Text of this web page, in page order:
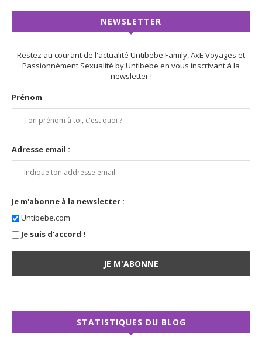
NEWSLETTER
Restez au courant de l'actualité Untibebe Family, AxE Voyages et
Passionnément Sexualité by Untibebe en vous inscrivant à la
newsletter !
Prénom
Adresse email :
Je m'abonne à la newsletter :
Untibebe.com
Je suis d'accord !
STATISTIQUES DU BLOG